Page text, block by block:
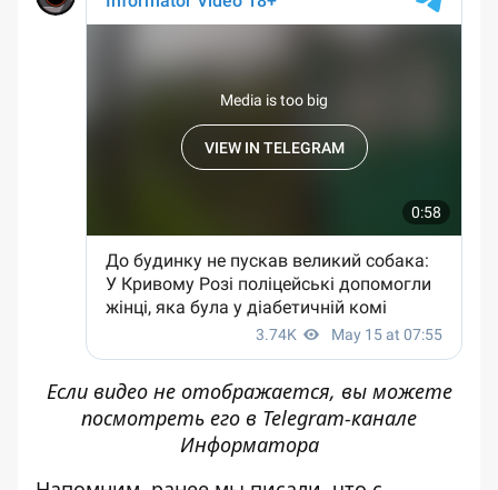
Если видео не отображается, вы можете
посмотреть его в Telegram-канале
Информатора